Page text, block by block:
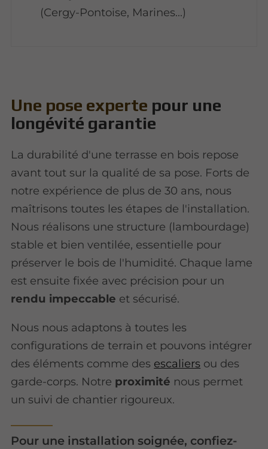
(Cergy-Pontoise, Marines...)
Une pose experte pour une
longévité garantie
La durabilité d'une terrasse en bois repose
avant tout sur la qualité de sa pose. Forts de
notre expérience de plus de 30 ans, nous
maîtrisons toutes les étapes de l'installation.
Nous réalisons une structure (lambourdage)
stable et bien ventilée, essentielle pour
préserver le bois de l'humidité. Chaque lame
est ensuite fixée avec précision pour un
rendu impeccable et sécurisé.
Nous nous adaptons à toutes les
configurations de terrain et pouvons intégrer
des éléments comme des escaliers ou des
garde-corps. Notre proximité nous permet
un suivi de chantier rigoureux.
Pour une installation soignée, confiez-